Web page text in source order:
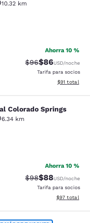
10.32 km
Bueno. 483 reseñas
Ahorra 10 %
Precio tachado:
$96Precio con
$86USD/noche
Tarifa para socios
Ver detalles
$91 total
Colorado Springs
6.34 km
Feria. 452 reseñas
Ahorra 10 %
Precio tachado:
$98Precio con
$88USD/noche
Tarifa para socios
Ver detalles
$97 total